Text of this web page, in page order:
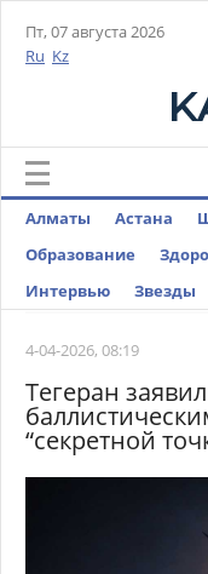
Пт, 07 августа 2026
Ru Kz
Алматы Астана
Образование
Интервью
Звезды
4-04-2026, 08:19
Тегеран
“секретной